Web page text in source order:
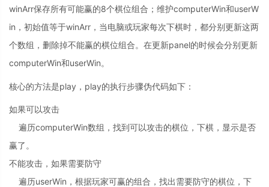
winArr保存所有可能赢的8个棋位组合；维护computerWin和userW
in，初始值等于winArr，当电脑或玩家每次下棋时，都分别更新这两
个数组，删除掉不能赢的棋位组合。在更新panel的时候会分别更新
computerWin和userWin。
核心的方法是play，play的执行步骤伪代码如下：
如果可以攻击
遍历computerWin数组，找到可以攻击的棋位，下棋，显示是否
赢了。
不能攻击，如果需要防守
遍历userWin，根据玩家可赢的组合，找出需要防守的棋位，下